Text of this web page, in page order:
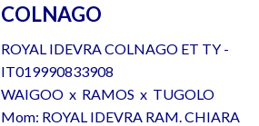
COLNAGO
ROYAL IDEVRA COLNAGO ET TY -
IT019990833908
WAIGOO x RAMOS x TUGOLO
Mom: ROYAL IDEVRA RAM. CHIARA